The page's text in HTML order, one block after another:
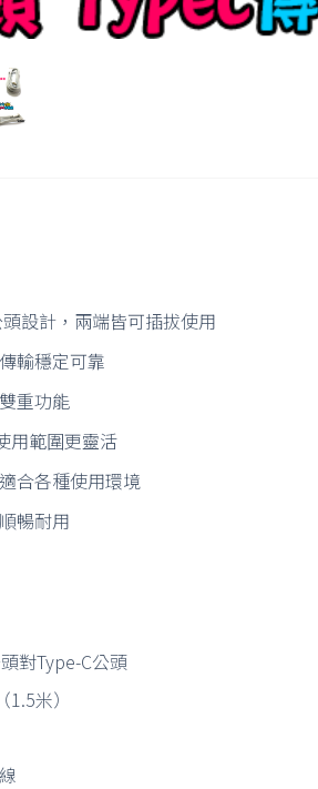
設計，兩端皆可插拔使用
輸穩定可靠
重功能
用範圍更靈活
合各種使用環境
暢耐用
對Type-C公頭
米）